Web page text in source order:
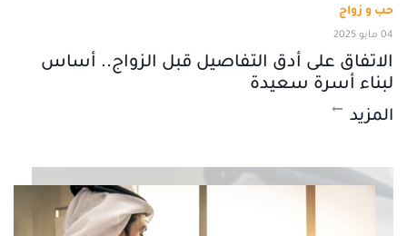
حب و زواج
04 مايو 2025
الاتفاق على أدق التفاصيل قبل الزواج.. أساس
لبناء أسرة سعيدة
المزيد